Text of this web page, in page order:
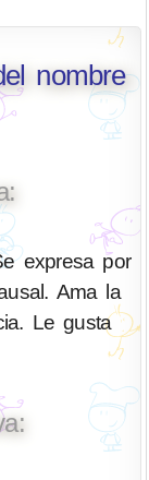
nombre
expresa por
Ama la
Le gusta